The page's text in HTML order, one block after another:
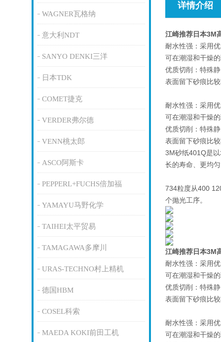
WAGNER瓦格纳
意大利NDT
SANYO DENKI三洋
日本TDK
COMET捷克
VERDER弗尔德
VENN桃太郎
ASCO阿斯卡
PEPPERL+FUCHS倍加福
YAMAYU马野化学
TAIHEI太平贸易
TAMAGAWA多摩川
URAS-TECHNO村上精机
德国HBM
COSEL科索
MAEDA KOKI前田工机
详情介绍
江崎推荐日本3M
耐水性强：采用
可在潮湿和干燥
优质切削：特殊
表面留下砂痕比
耐水性强：采用
可在潮湿和干燥
优质切削：特殊
表面留下砂痕比
3M砂纸401Q是
长的寿命、更均
734粒度从400
个抛光工序。
江崎推荐日本3M
耐水性强：采用
可在潮湿和干燥
优质切削：特殊
表面留下砂痕比
耐水性强：采用
可在潮湿和干燥